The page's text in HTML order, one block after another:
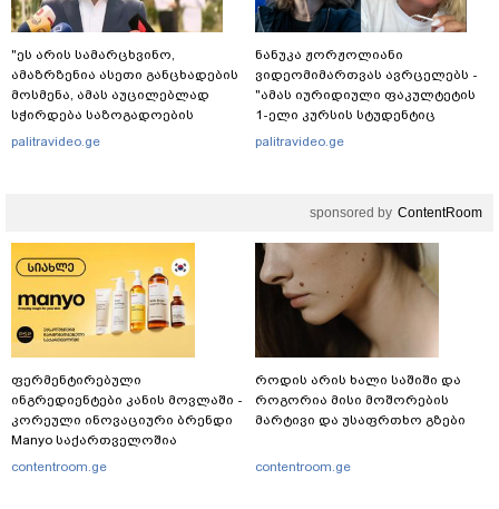
"ეს არის სამარცხვინო,
ამაზრზენია ასეთი განცხადების
მოსმენა, ამას აუცილებლად
სჭირდება საზოგადოების
სათანადო რეაქცია" - ირაკლი
palitravideo.ge
ნანუკა ჟორჟოლიანი
ვიდეომიმართვას ავრცელებს -
"ამას იურიდიული ფაკულტეტის
1-ელი კურსის სტუდენტიც
იკითხავს"
palitravideo.ge
sponsored by ContentRoom
ფერმენტირებული
ინგრედიენტები კანის მოვლაში -
კორეული ინოვაციური ბრენდი
Manyo საქართველოშია
contentroom.ge
როდის არის ხალი საშიში და
როგორია მისი მოშორების
მარტივი და უსაფრთხო გზები
contentroom.ge